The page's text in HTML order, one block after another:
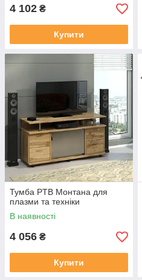
4 102 ₴
Купити
Тумба PTB Монтана для
плазми та техніки
В наявності
4 056 ₴
Купити